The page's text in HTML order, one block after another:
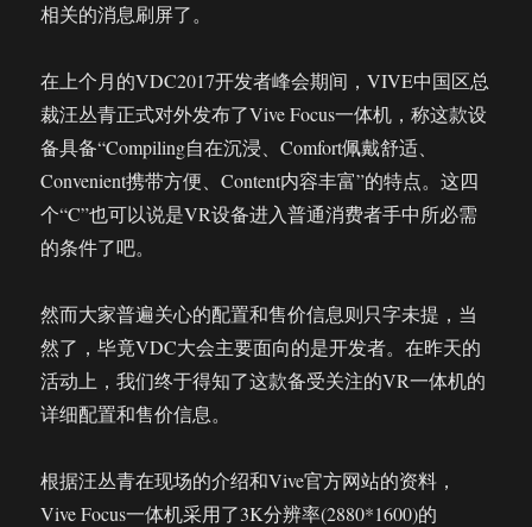
相关的消息刷屏了。
在上个月的VDC2017开发者峰会期间，VIVE中国区总
裁汪丛青正式对外发布了Vive Focus一体机，称这款设
备具备“Compiling自在沉浸、Comfort佩戴舒适、
Convenient携带方便、Content内容丰富”的特点。这四
个“C”也可以说是VR设备进入普通消费者手中所必需
的条件了吧。
然而大家普遍关心的配置和售价信息则只字未提，当
然了，毕竟VDC大会主要面向的是开发者。在昨天的
活动上，我们终于得知了这款备受关注的VR一体机的
详细配置和售价信息。
根据汪丛青在现场的介绍和Vive官方网站的资料，
Vive Focus一体机采用了3K分辨率(2880*1600)的